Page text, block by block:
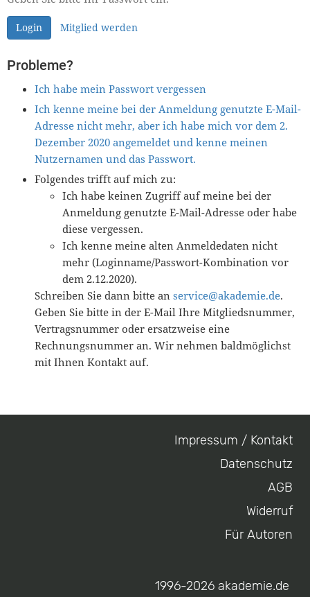
Login Mitglied werden
Probleme?
Ich habe mein Passwort vergessen
Ich kenne meine bei der Anmeldung genutzte E-Mail-
Adresse nicht mehr, aber ich habe mich vor dem 2.
Dezember 2020 angemeldet und kenne meinen
Nutzernamen und das Passwort.
Folgendes trifft auf mich zu:
Ich habe keinen Zugriff auf meine bei der
Anmeldung genutzte E-Mail-Adresse oder habe
diese vergessen.
Ich kenne meine alten Anmeldedaten nicht
mehr (Loginname/Passwort-Kombination vor
dem 2.12.2020).
Schreiben Sie dann bitte an service@akademie.de.
Geben Sie bitte in der E-Mail Ihre Mitgliedsnummer,
Vertragsnummer oder ersatzweise eine
Rechnungsnummer an. Wir nehmen baldmöglichst
mit Ihnen Kontakt auf.
Impressum / Kontakt
Datenschutz
AGB
Widerruf
Für Autoren
1996-2026 akademie.de